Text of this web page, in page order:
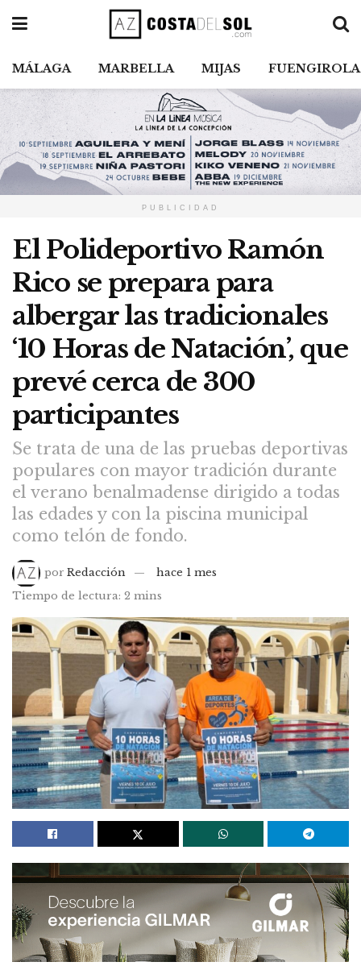
MÁLAGA MARBELLA MIJAS FUENGIROLA
PUBLICIDAD
El Polideportivo Ramón
Rico se prepara para
albergar las tradicionales
‘10 Horas de Natación’, que
prevé cerca de 300
participantes
Se trata de una de las pruebas deportivas
populares con mayor tradición durante
el verano benalmadense dirigido a todas
las edades y con la piscina municipal
como telón de fondo.
por Redacción
hace 1 mes
Tiempo de lectura: 2 mins